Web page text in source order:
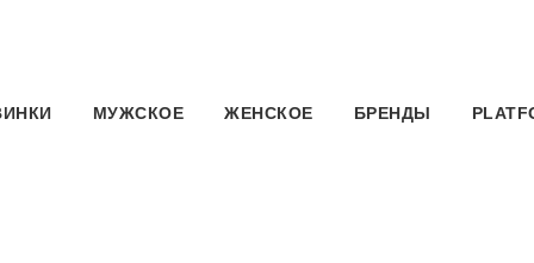
МУЖСКОЕ ЖЕНСКОЕ БРЕНДЫ